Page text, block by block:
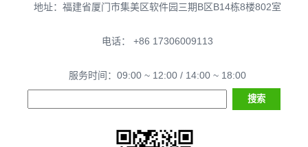
地址：福建省厦门市集美区软件园三期B区B14栋8楼802室
电话： +86 17306009113
服务时间：09:00 ~ 12:00 / 14:00 ~ 18:00